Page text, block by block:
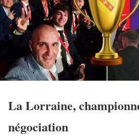
La Lorraine,
négociation